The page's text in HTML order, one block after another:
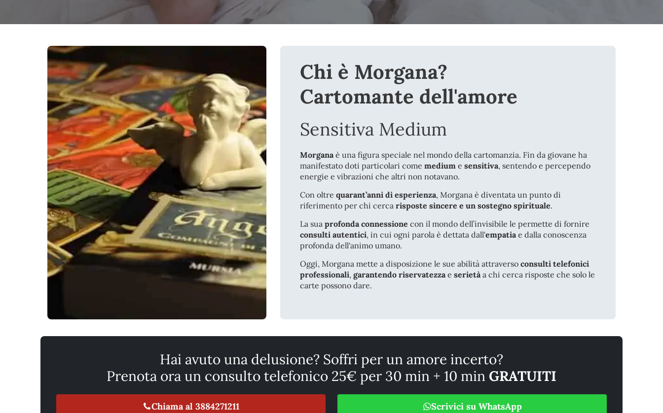
Chi è Morgana?
Cartomante dell'amore
Sensitiva Medium
Morganaè una figura speciale nel mondo della cartomanzia. Fin da giovane ha
manifestato doti particolari comemedium esensitiva, sentendo e percependo
energie e vibrazioni che altri non notavano.
Con oltrequarant’anni di esperienza, Morgana è diventata un punto di
riferimento per chi cercarisposte sincere e un sostegno spirituale.
La suaprofonda connessione con il mondo dell’invisibile le permette di fornire
consulti autentici, in cui ogni parola è dettata dall'empatiae dalla conoscenza
profonda dell'animo umano.
Oggi, Morgana mette a disposizione le sue abilità attraversoconsulti telefonici
professionali,garantendo riservatezzaeserietàa chi cerca risposte che solo le
carte possono dare.
Hai avuto una delusione? Soffri per un amore incerto?
Prenota ora un consulto telefonico 25€ per 30 min + 10 min GRATUITI
Chiama al 3884271211 Scrivici su WhatsApp